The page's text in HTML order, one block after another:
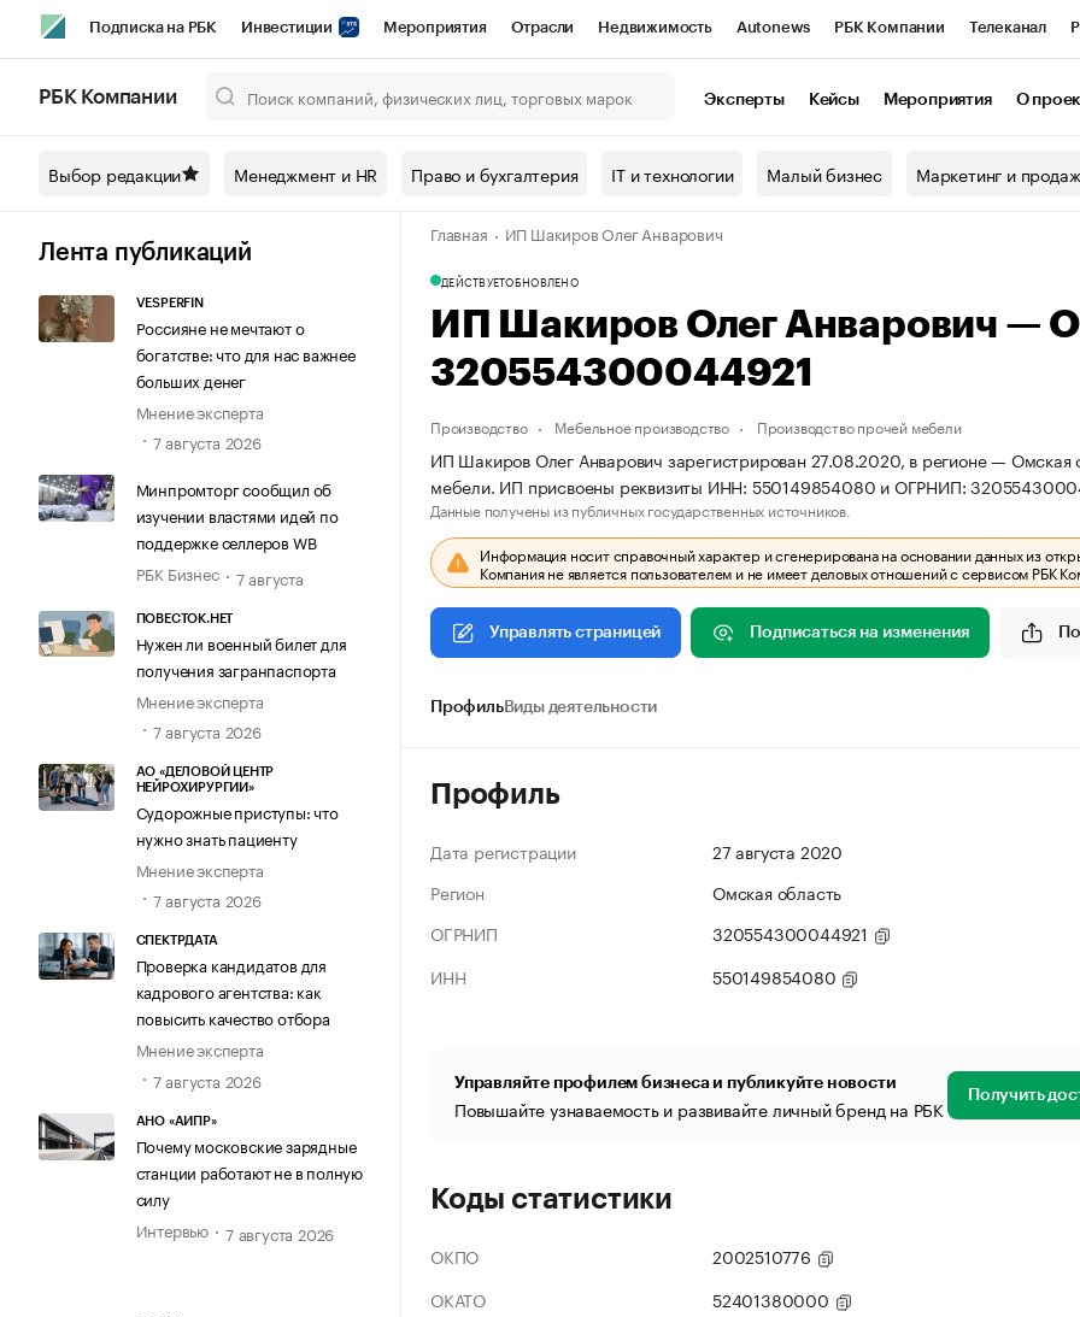
Подписка на РБК Инвестиции Мероприятия Отрасли Недвижимость Autonews РБК Компании Телеканал
Спецпроекты СПб Конференции СПб Спецпроекты Проверка контрагентов
Технологии и медиа Рынок наличной валюты
РБК Компании Эксперты Кейсы Мероприятия О
Выбор редакции Менеджмент и HR Право и бухгалтерия IT и технологии Малый бизнес Маркетинг и
Лента публикаций
VESPERFIN
Россияне не мечтают о
богатстве: что для нас важнее
больших денег
Мнение эксперта
7 августа 2026
Минпромторг сообщил об
изучении властями идей по
поддержке селлеров WB
РБК Бизнес
7 августа
ПОВЕСТОК.НЕТ
Нужен ли военный билет для
получения загранпаспорта
Мнение эксперта
7 августа 2026
АО «ДЕЛОВОЙ ЦЕНТР
НЕЙРОХИРУРГИИ»
Судорожные приступы: что
нужно знать пациенту
Мнение эксперта
7 августа 2026
СПЕКТРДАТА
Проверка кандидатов для
кадрового агентства: как
повысить качество отбора
Мнение эксперта
7 августа 2026
АНО «АИПР»
Почему московские зарядные
станции работают не в полную
силу
Интервью
7 августа 2026
Главная ИП Шакиров Олег Анварович
ДЕЙСТВУЕТОБНОВЛЕНО
ИП Шакиров Олег Анварович —
320554300044921
Производство Мебельное производство Производство прочей мебели
ИП Шакиров Олег Анварович зарегистрирован 27.08.2020, в регионе — Омская
мебели. ИП присвоены реквизиты ИНН: 550149854080 и ОГРНИП:
Данные получены из публичных государственных источников.
Информация носит справочный характер и сгенерирована на основании данных из
Компания не является пользователем и не имеет деловых отношений с сервисом РБК
Управлять страницей Подписаться на изменения
ПрофильВиды деятельности
Профиль
Дата регистрации
27 августа 2020
Регион
Омская область
ОГРНИП
320554300044921
ИНН
550149854080
Управляйте профилем бизнеса и публикуйте новости
Повышайте узнаваемость и развивайте личный бренд на РБК Получить
Коды статистики
ОКПО
2002510776
ОКАТО
52401380000